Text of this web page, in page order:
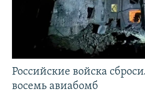
Российские войска
восемь авиабомб